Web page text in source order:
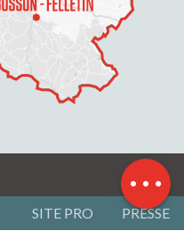
Horaires
SITE PRO PRESSE